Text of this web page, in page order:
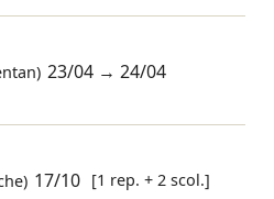
23/04 →24/04
17/10 [1 rep. + 2 scol.]